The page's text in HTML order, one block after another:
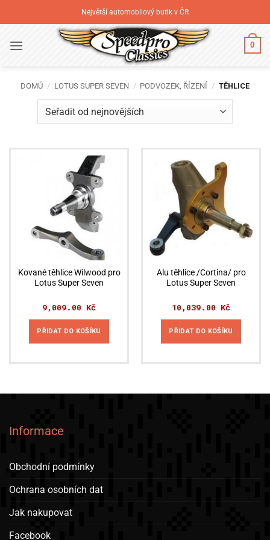
na
Největší automobilový butik v ČR
0
DOMŮ / LOTUS SUPER SEVEN / PODVOZEK, ŘÍZENÍ / TĚHLICE
Kované těhlice Wilwood pro
Lotus Super Seven
9,009.00 Kč
PŘIDAT DO KOŠÍKU
Alu těhlice /Cortina/ pro
Lotus Super Seven
10,039.00 Kč
PŘIDAT DO KOŠÍKU
Informace
Obchodní podmínky
Ochrana osobních dat
Jak nakupovat
Facebook